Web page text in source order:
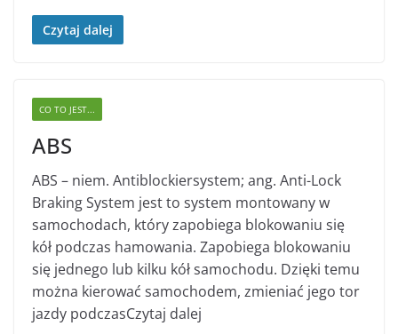
Czytaj dalej
CO TO JEST...
ABS
ABS – niem. Antiblockiersystem; ang. Anti-Lock
Braking System jest to system montowany w
samochodach, który zapobiega blokowaniu się
kół podczas hamowania. Zapobiega blokowaniu
się jednego lub kilku kół samochodu. Dzięki temu
można kierować samochodem, zmieniać jego tor
jazdy podczasCzytaj dalej